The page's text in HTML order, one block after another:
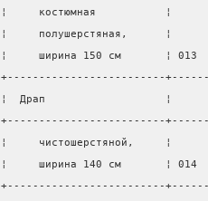
¦     костюмная           ¦
¦     полушерстяная,
¦     ширина 150 см       ¦
+-------------------------
¦  Драп                   ¦
+-------------------------
¦     чистошерстяной,
¦     ширина 140 см       ¦
+-------------------------